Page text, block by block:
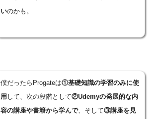
いのかも。
僕だったらProgateは①基礎知識の学習のみに使
用 して、次の段階として②Udemyの発展的な内
容の講座や書籍から学んで、そして③講座を見